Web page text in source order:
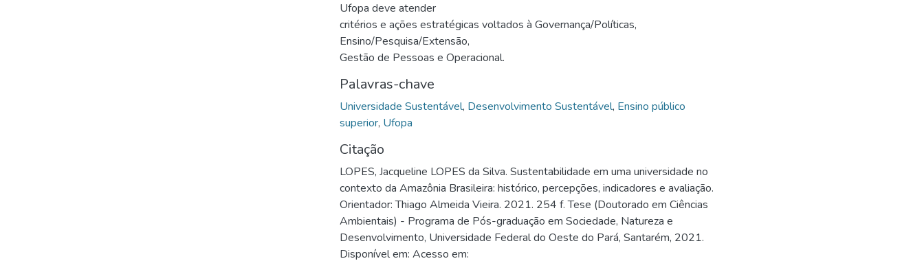
Ufopa deve atender
critérios e ações estratégicas voltados à Governança/Políticas,
Ensino/Pesquisa/Extensão,
Gestão de Pessoas e Operacional.
Palavras-chave
Universidade Sustentável, Desenvolvimento Sustentável, Ensino público
superior, Ufopa
Citação
LOPES, Jacqueline LOPES da Silva. Sustentabilidade em uma universidade no
contexto da Amazônia Brasileira: histórico, percepções, indicadores e avaliação.
Orientador: Thiago Almeida Vieira. 2021. 254 f. Tese (Doutorado em Ciências
Ambientais) - Programa de Pós-graduação em Sociedade, Natureza e
Desenvolvimento, Universidade Federal do Oeste do Pará, Santarém, 2021.
Disponível em: Acesso em: